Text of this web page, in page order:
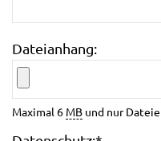
Dateianhang:
Maximal 6 MB und nur